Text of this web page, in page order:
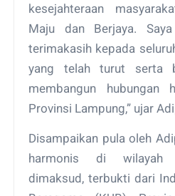
kesejahteraan
Maju dan Berjaya.
terimakasih kepada
yang telah turut serta
membangun hubungan
Provinsi Lampung,” ujar
Disampaikan pula oleh
harmonis di wilayah
dimaksud, terbukti dari